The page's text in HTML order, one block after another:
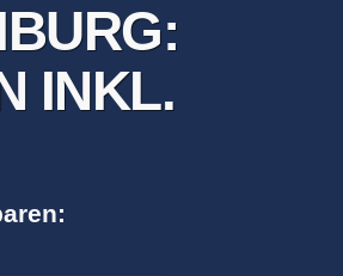
INKL.